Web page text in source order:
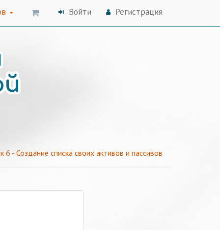
Войти Регистрация
6 - Создание списка своих активов и пассивов